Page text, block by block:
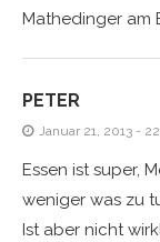
Mathedinger am
PETER
Januar 21, 2013 -
Essen ist super,
weniger was zu
Ist aber nicht